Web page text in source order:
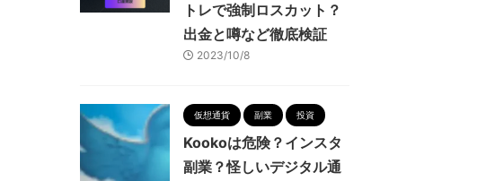
トレで強制ロスカット？
出金と噂など徹底検証
2023/10/8
仮想通貨 副業 投資
Kookoは危険？インスタ
副業？怪しいデジタル通